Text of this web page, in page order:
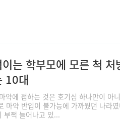
는 학부모에 모른 척
10대
약에 접하는 것은 호기심 하나만이 아
마약 반입이 불가능에 가까웠던 나라
부쩍 늘어나고 있...